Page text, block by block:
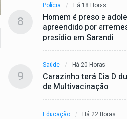
8
Polícia Há 18 Horas
Homem é preso e
apreendido por
presídio em Sarandi
9
Saúde Há 20 Horas
Carazinho terá Dia D
de Multivacinação
Educação Há 22 Horas